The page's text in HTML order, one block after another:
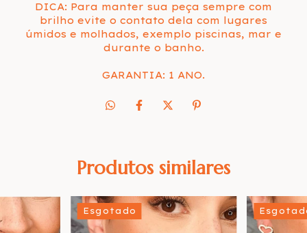
DICA: Para manter sua peça sempre com
brilho evite o contato dela com lugares
úmidos e molhados, exemplo piscinas, mar e
durante o banho.
GARANTIA: 1 ANO.
Produtos similares
Esgotado